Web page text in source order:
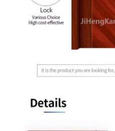
Holztür-Design, Melamintür